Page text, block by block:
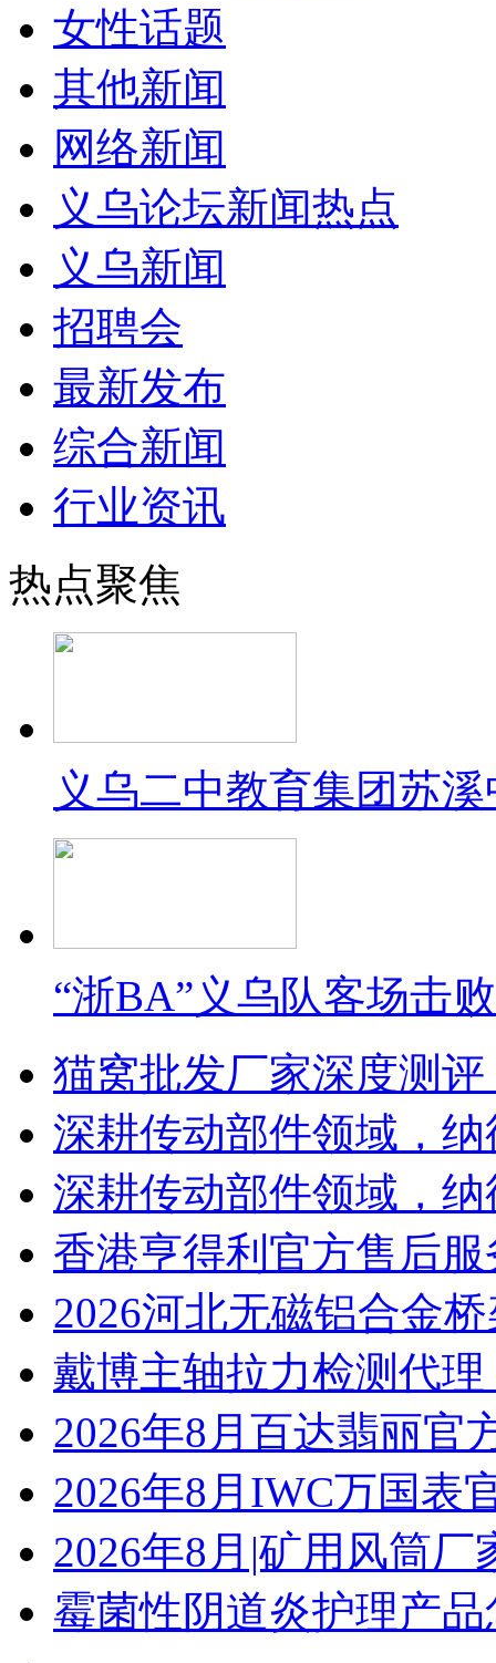
女性话题
其他新闻
网络新闻
义乌论坛新闻热点
义乌新闻
招聘会
最新发布
综合新闻
行业资讯
热点聚焦
义乌二中教育集团苏
“浙BA”义乌队客场击
猫窝批发厂家深度测
深耕传动部件领域，
深耕传动部件领域，
香港亨得利官方售后
2026河北无磁铝合金
戴博主轴拉力检测代
2026年8月百达翡丽官
2026年8月IWC万国表
2026年8月|矿用风筒厂
霉菌性阴道炎护理产